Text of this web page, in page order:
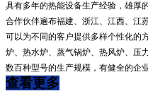
具有多年的热能设备生产经验，雄厚
合作伙伴遍布福建、浙江、江西、江
可以为不同的客户提供多样个性化的
炉、热水炉、蒸气锅炉、热风炉、压
数百种型号的生产规模，有健全的企
查看更多